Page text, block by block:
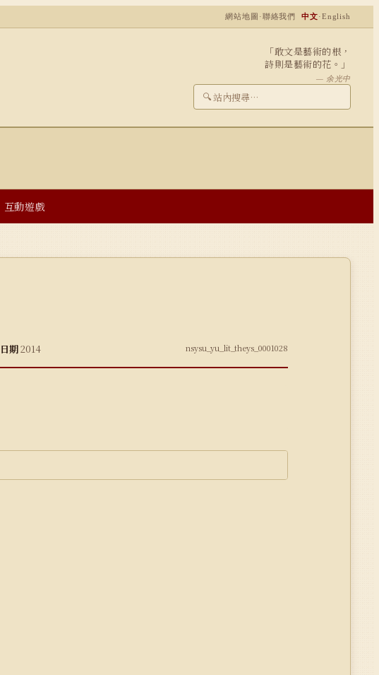
網站地圖 ·聯絡我們 中文·English
「敢文是藝術的根，
詩則是藝術的花。」
— 余光中
🔍
互動遊戲
日期2014 nsysu_yu_lit_theys_0001028